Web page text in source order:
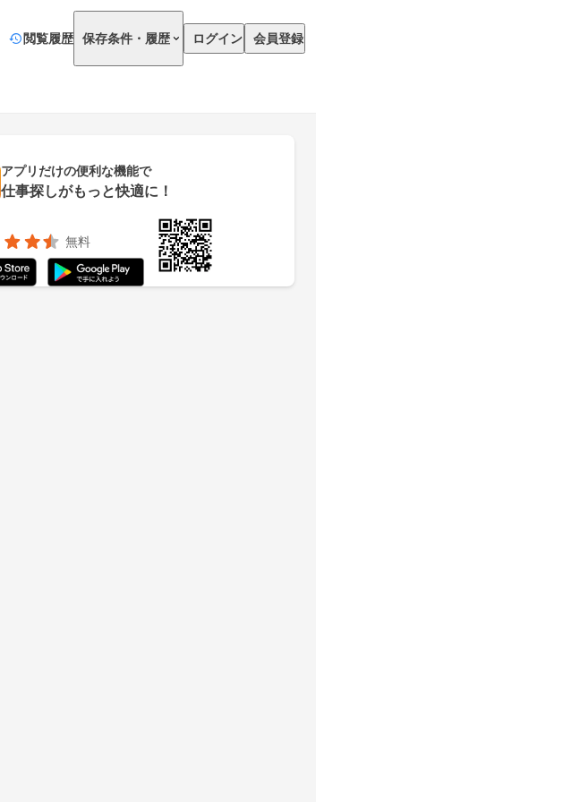
閲覧履歴 保存条件・履歴 ログイン 会員登録
アプリだけの便利な機能で
仕事探しがもっと快適に！
無料